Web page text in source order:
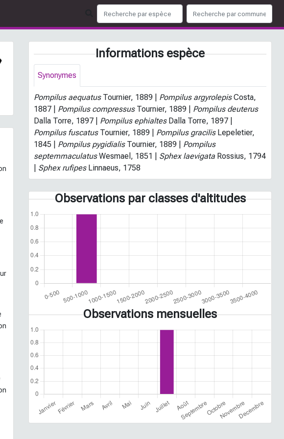
Informations espèce
Synonymes
Pompilus aequatusTournier, 1889 | Pompilus argyrolepisCosta,
1887 | Pompilus compressusTournier, 1889 | Pompilus deuterus
Dalla Torre, 1897 | Pompilus ephialtesDalla Torre, 1897 |
Pompilus fuscatusTournier, 1889 | Pompilus gracilisLepeletier,
1845 | Pompilus pygidialisTournier, 1889 | Pompilus
septemmaculatusWesmael, 1851 | Sphex laevigata Rossius, 1794
Sphex rufipesLinnaeus, 1758
Observations par classes d'altitudes
Observations mensuelles